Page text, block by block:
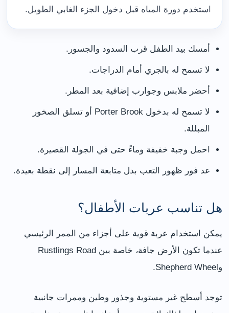
استخدم دورة المياه قبل دخول الجزء الغابي الطويل.
أمسك بيد الطفل قرب السدود والجسور.
لا تسمح له بالجري أمام الدراجات.
أحضر ملابس وجوارب إضافية بعد المطر.
لا تسمح له بدخول Porter Brook أو تسلق الصخور
المبللة.
احمل وجبة خفيفة وماءً حتى في الجولة القصيرة.
عد فور ظهور التعب بدل متابعة المسار إلى نقطة بعيدة.
هل تناسب عربات الأطفال؟
يمكن استخدام عربة قوية على أجزاء من الممر الرئيسي
عندما تكون الأرض جافة، خاصة بين Rustlings Road
وShepherd Wheel.
توجد أسطح غير مستوية وجذور وطين وممرات جانبية